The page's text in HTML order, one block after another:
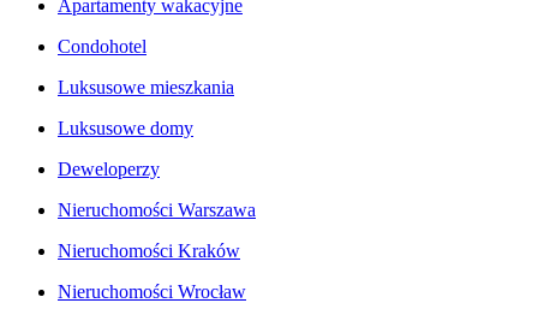
Apartamenty wakacyjne
Condohotel
Luksusowe mieszkania
Luksusowe domy
Deweloperzy
Nieruchomości Warszawa
Nieruchomości Kraków
Nieruchomości Wrocław